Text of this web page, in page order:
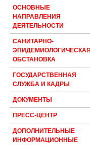
ОСНОВНЫЕ
НАПРАВЛЕНИЯ
ДЕЯТЕЛЬНОСТИ
САНИТАРНО-
ЭПИДЕМИОЛОГИЧЕСКАЯ
ОБСТАНОВКА
ГОСУДАРСТВЕННАЯ
СЛУЖБА И КАДРЫ
ДОКУМЕНТЫ
ПРЕСС-ЦЕНТР
ДОПОЛНИТЕЛЬНЫЕ
ИНФОРМАЦИОННЫЕ